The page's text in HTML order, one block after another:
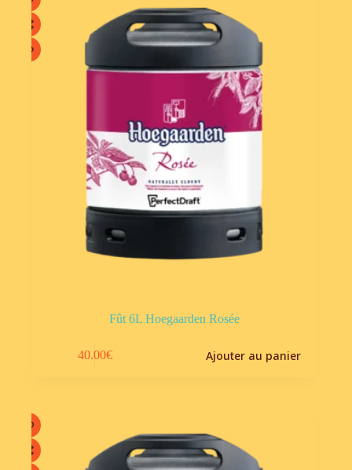
Fût 6L Hoegaarden Rosée
40.00€ Ajouter au panier